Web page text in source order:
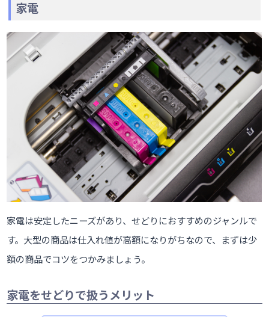
家電
家電は安定したニーズがあり、せどりにおすすめのジャンルで
す。大型の商品は仕入れ値が高額になりがちなので、まずは少
額の商品でコツをつかみましょう。
家電をせどりで扱うメリット